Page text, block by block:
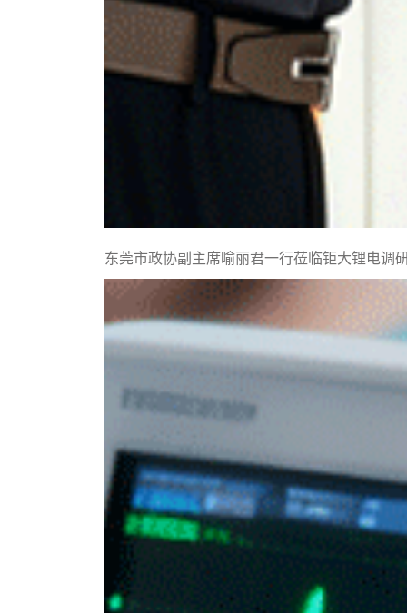
东莞市政协副主席喻丽君一行莅临钜大锂电调